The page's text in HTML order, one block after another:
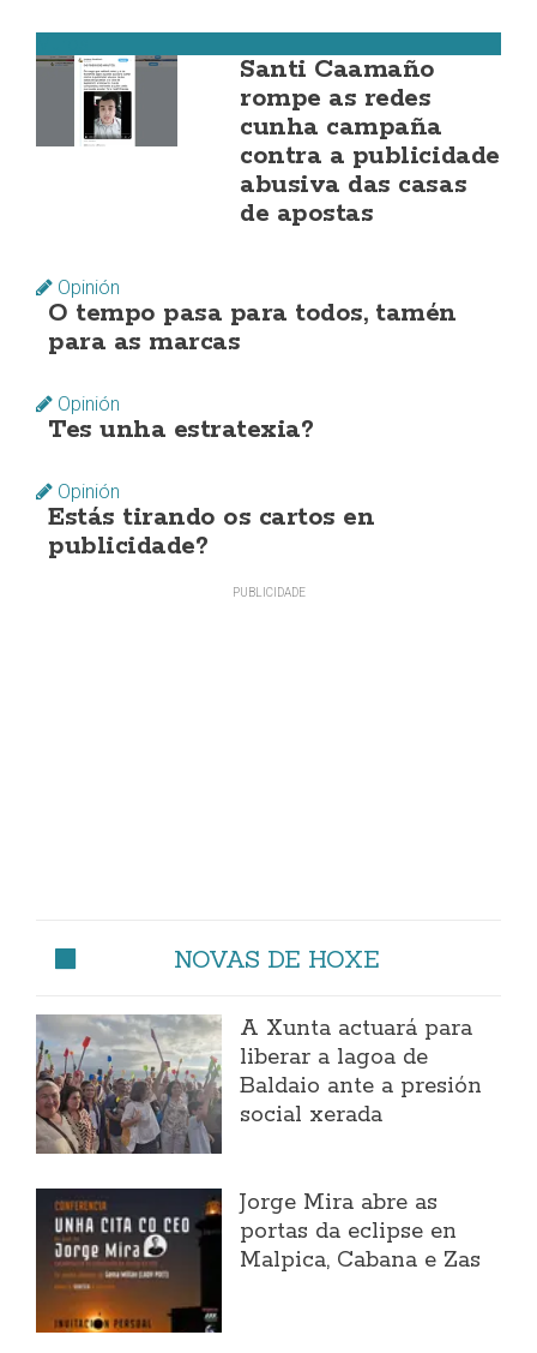
Santi Caamaño
rompe as redes
cunha campaña
contra a publicidade
abusiva das casas
de apostas
Opinión
O tempo pasa para todos, tamén
para as marcas
Opinión
Tes unha estratexia?
Opinión
Estás tirando os cartos en
publicidade?
NOVAS DE HOXE
A Xunta actuará para
liberar a lagoa de
Baldaio ante a presión
social xerada
Jorge Mira abre as
portas da eclipse en
Malpica, Cabana e Zas